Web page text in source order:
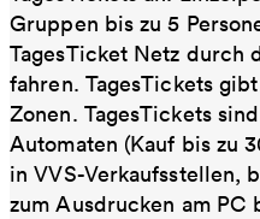
Gruppen bis zu 5
TagesTicket Netz durch
fahren. TagesTickets
Zonen. TagesTickets
Automaten (Kauf bis zu
in VVS-Verkaufsstellen,
zum Ausdrucken am PC